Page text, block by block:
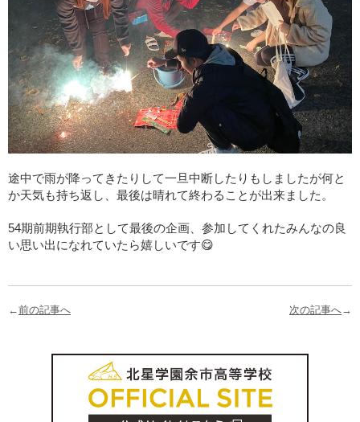
途中で雨が降ってきたりして一旦中断したりもしましたが何と
か天気も持ち返し、最後は晴れて終わることが出来ました。
54期前期執行部として最後の企画、参加してくれたみんなの良
い思い出になれていたら嬉しいです😋
←前の記事へ 次の記事へ→